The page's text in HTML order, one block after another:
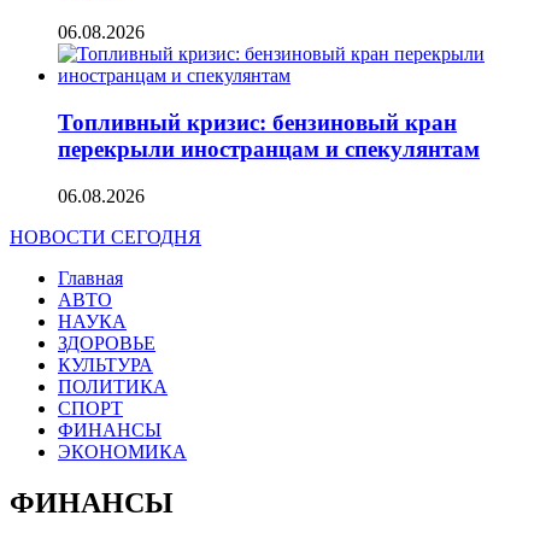
06.08.2026
Топливный кризис: бензиновый кран
перекрыли иностранцам и спекулянтам
06.08.2026
НОВОСТИ СЕГОДНЯ
Главная
АВТО
НАУКА
ЗДОРОВЬЕ
КУЛЬТУРА
ПОЛИТИКА
СПОРТ
ФИНАНСЫ
ЭКОНОМИКА
ФИНАНСЫ